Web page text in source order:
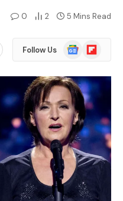
0 2 5 Mins Read
Follow Us
Google
News
Flipboard